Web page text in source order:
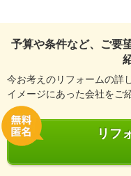
予算や条件など、ご要
今お考えのリフォームの詳
イメージにあった会社をご
リフ